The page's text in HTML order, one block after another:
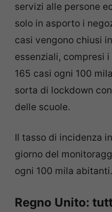
servizi alle persone
solo in asporto i
casi vengono chiusi
essenziali, compresi
165 casi ogni 100
sorta di lockdown
delle scuole.
Il tasso di incidenza
giorno del
ogni 100 mila abitanti.
Regno Unito: